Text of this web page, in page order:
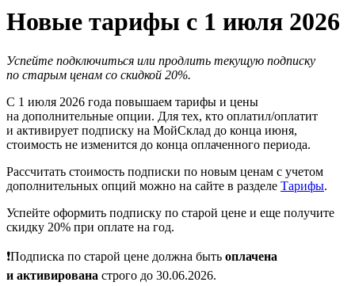
Новые тарифы с 1 июля 2026
Успейте подключиться или продлить текущую подписку
по старым ценам со скидкой 20%.
С 1 июля 2026 года повышаем тарифы и цены
на дополнительные опции. Для тех, кто оплатил/оплатит
и активирует подписку на МойСклад до конца июня,
стоимость не изменится до конца оплаченного периода.
Рассчитать стоимость подписки по новым ценам с учетом
дополнительных опций можно на сайте в разделе Тарифы.
Успейте оформить подписку по старой цене и еще получите
скидку 20% при оплате на год.
❗Подписка по старой цене должна быть оплачена
и активирована строго до 30.06.2026.